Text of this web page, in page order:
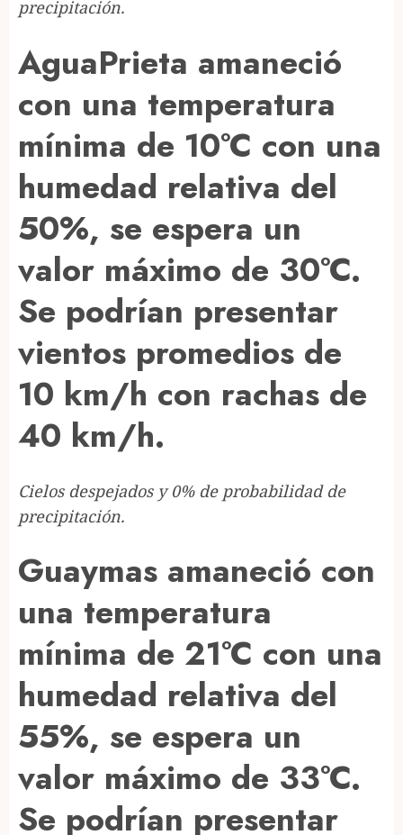
precipitación.
AguaPrieta amaneció
con una temperatura
mínima de 10°C con una
humedad relativa del
50%, se espera un
valor máximo de 30°C.
Se podrían presentar
vientos promedios de
10 km/h con rachas de
40 km/h.
Cielos despejados y 0% de probabilidad de
precipitación.
Guaymas amaneció con
una temperatura
mínima de 21°C con una
humedad relativa del
55%, se espera un
valor máximo de 33°C.
Se podrían presentar